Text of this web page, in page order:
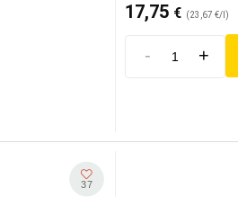
17,75 € (23,67 €/l)
- +
37